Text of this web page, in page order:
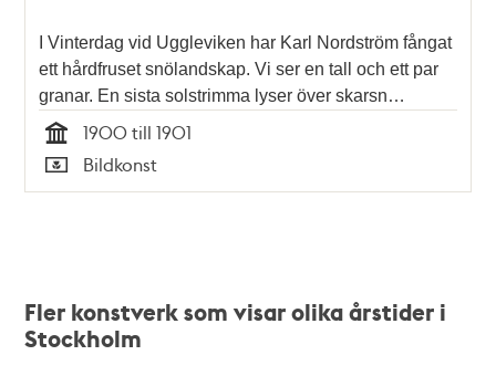
I Vinterdag vid Uggleviken har Karl Nordström fångat
ett hårdfruset snölandskap. Vi ser en tall och ett par
granar. En sista solstrimma lyser över skarsn…
Tid
1900 till 1901
Typ
Bildkonst
Fler konstverk som visar olika årstider i
Stockholm